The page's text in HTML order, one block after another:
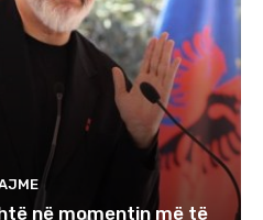
në momentin më të